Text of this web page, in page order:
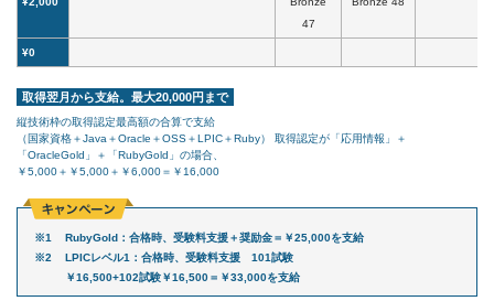
47
¥0
取得翌月から支給。最大20,000円まで
縦技術枠の取得認定最高額の合算で支給
（国家資格＋Java＋Oracle＋OSS＋LPIC＋Ruby） 取得認定が「応用情報」＋
「OracleGold」＋「RubyGold」の場合、
￥5,000＋￥5,000＋￥6,000＝￥16,000
RubyGold：合格時、受験料支援＋奨励金＝￥25,000を支給
LPICレベル1：合格時、受験料支援 101試験
￥16,500+102試験￥16,500＝￥33,000を支給